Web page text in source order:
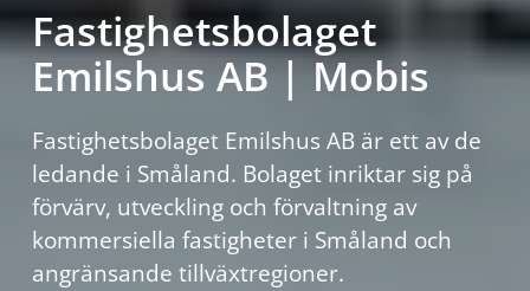
Fastighetsbolaget
Emilshus AB | Mobis
Fastighetsbolaget Emilshus AB är ett av de
ledande i Småland. Bolaget inriktar sig på
förvärv, utveckling och förvaltning av
kommersiella fastigheter i Småland och
angränsande tillväxtregioner.